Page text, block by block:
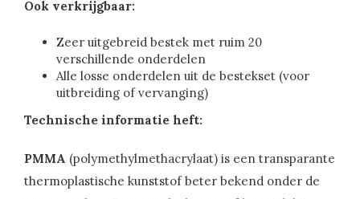
Ook verkrijgbaar:
Zeer uitgebreid bestek met ruim 20
verschillende onderdelen
Alle losse onderdelen uit de bestekset (voor
uitbreiding of vervanging)
Technische informatie heft:
PMMA (polymethylmethacrylaat) is een transparante
thermoplastische kunststof beter bekend onder de